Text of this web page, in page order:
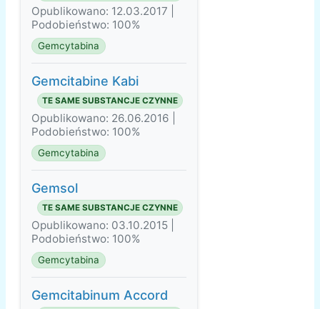
Opublikowano: 12.03.2017 |
Podobieństwo: 100%
Gemcytabina
Gemcitabine Kabi
TE SAME SUBSTANCJE CZYNNE
Opublikowano: 26.06.2016 |
Podobieństwo: 100%
Gemcytabina
Gemsol
TE SAME SUBSTANCJE CZYNNE
Opublikowano: 03.10.2015 |
Podobieństwo: 100%
Gemcytabina
Gemcitabinum Accord